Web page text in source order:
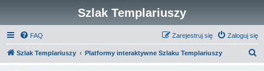
Szlak Templariuszy
FAQ Zaloguj się
Zarejestruj się
Szlak Templariuszy Platformy interaktywne Szlaku Templariuszy